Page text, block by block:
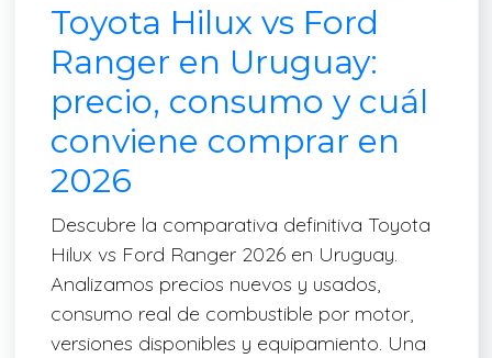
Toyota Hilux vs Ford
Ranger en Uruguay:
precio, consumo y cuál
conviene comprar en
2026
Descubre la comparativa definitiva Toyota
Hilux vs Ford Ranger 2026 en Uruguay.
Analizamos precios nuevos y usados,
consumo real de combustible por motor,
versiones disponibles y equipamiento. Una